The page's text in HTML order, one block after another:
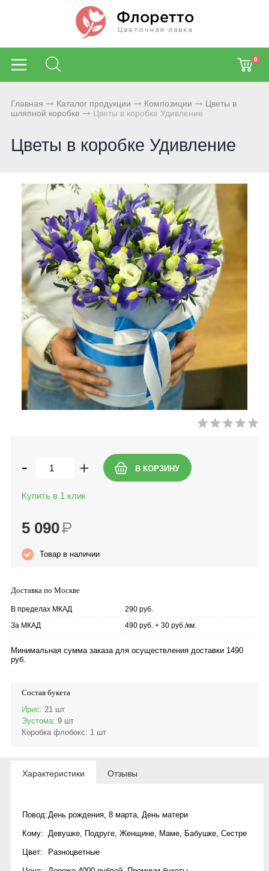
0
Главная Каталог продукции Композиции
Цветы в
шляпной коробке
Цветы в коробке Удивление
Цветы в коробке Удивление
- +
Купить в 1 клик
5 090Р
Товар в наличии
Доставка по Москве
В пределах МКАД
290 руб.
За МКАД
490 руб. + 30 руб./км.
Минимальная сумма заказа для осуществления доставки 1490
руб.
Состав букета
Ирис: 21 шт
Эустома: 9 шт
Коробка флобокс: 1 шт
Характеристики Отзывы
Повод:День рождения, 8 марта, День матери
Кому: Девушке, Подруге, Женщине, Маме, Бабушке, Сестре
Цвет: Разноцветные